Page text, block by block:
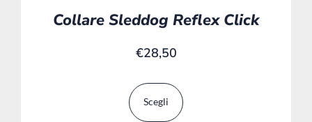
Collare Sleddog Reflex Click
€28,50
Scegli